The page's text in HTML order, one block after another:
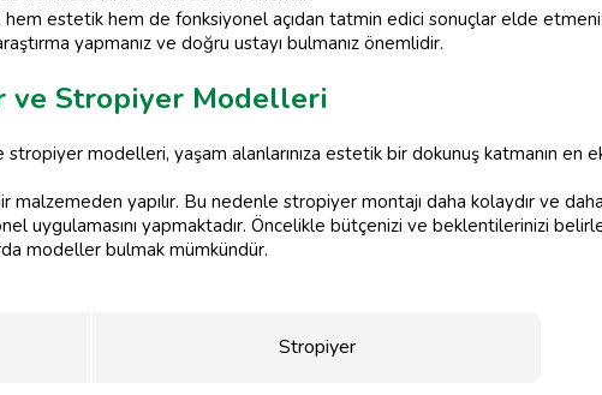
hem estetik hem de fonksiyonel açıdan tatmin edici sonuçlar elde
yapmanız ve doğru ustayı bulmanız önemlidir.
ve Stropiyer Modelleri
modelleri, yaşam alanlarınıza estetik bir dokunuş katmanın en
yapılır. Bu nedenle stropiyer montajı daha kolaydır ve
uygulamasını yapmaktadır. Öncelikle bütçenizi ve beklentilerinizi
modeller bulmak mümkündür.
Stropiyer